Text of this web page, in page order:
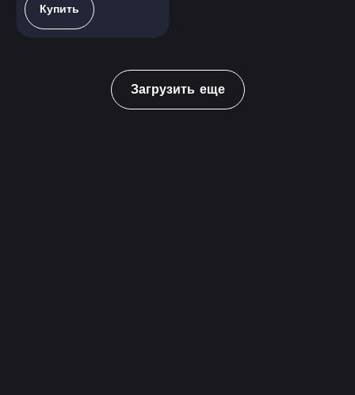
Купить
Загрузить еще